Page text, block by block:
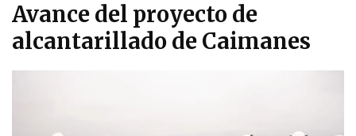
Avance del proyecto de
alcantarillado de Caimanes